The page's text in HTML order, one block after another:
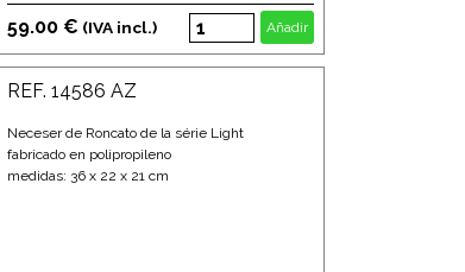
59.00 € (IVA incl.) Añadir
REF. 14586 AZ
Neceser de Roncato de la série Light
fabricado en polipropileno
medidas: 36 x 22 x 21 cm